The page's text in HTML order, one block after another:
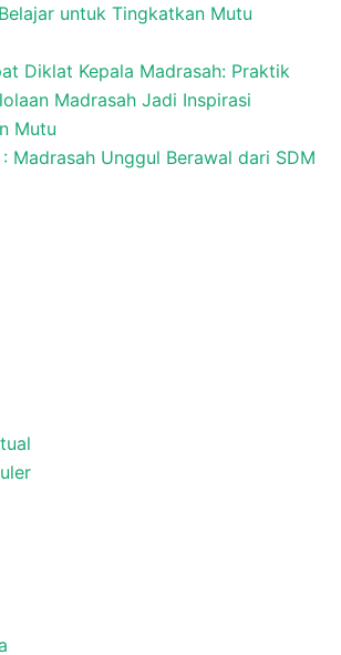
untuk Tingkatkan Mutu
Diklat Kepala Madrasah: Praktik
Madrasah Jadi Inspirasi
Mutu
Madrasah Unggul Berawal dari SDM